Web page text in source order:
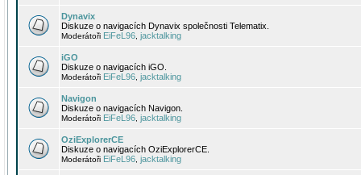
Dynavix
Diskuze o navigacích Dynavix společnosti Telematix.
Moderátoři EiFeL96 jacktalking
iGO
Diskuze o navigacích iGO.
Moderátoři EiFeL96 jacktalking
Navigon
Diskuze o navigacích Navigon.
Moderátoři EiFeL96 jacktalking
OziExplorerCE
Diskuze o navigacích OziExplorerCE.
Moderátoři EiFeL96 jacktalking